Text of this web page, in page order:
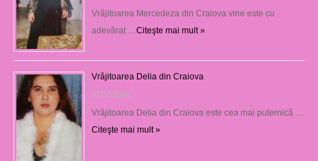
Vrăjitoarea Mercedeza din Craiova vine este cu
adevărat … Citeşte mai mult »
Vrăjitoarea Delia din Craiova
27/07/2026
Vrăjitoarea Delia din Craiova este cea mai puternică …
Citeşte mai mult »